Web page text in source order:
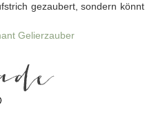
gezaubert, sondern könnt